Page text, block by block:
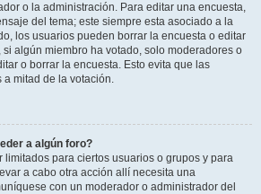
o la administración. Para editar una encuesta,
del tema; este siempre esta asociado a la
los usuarios pueden borrar la encuesta o editar
si algún miembro ha votado, solo moderadores o
o borrar la encuesta. Esto evita que las
mitad de la votación.
a algún foro?
limitados para ciertos usuarios o grupos y para
a cabo otra acción allí necesita una
con un moderador o administrador del